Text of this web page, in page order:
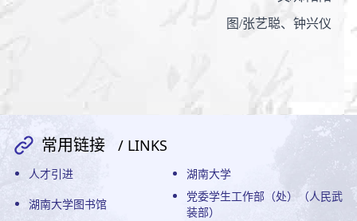
图/张艺聪、钟兴仪
常用链接 / LINKS
人才引进
湖南大学
湖南大学图书馆
党委学生工作部（处）（人民武
装部）